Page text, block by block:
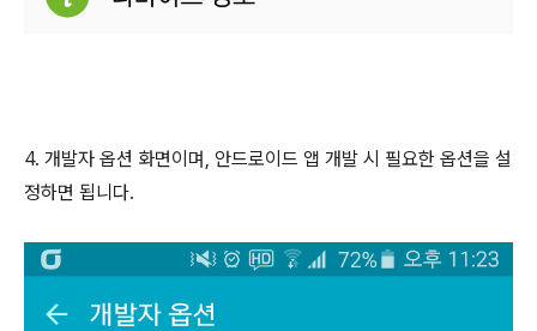
4. 개발자 옵션 화면이며, 안드로이드 앱 개발 시 필요한 옵션을 설
정하면 됩니다.